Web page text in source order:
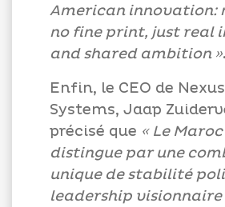
American innovation:
no fine print, just real
and shared ambition ».
Enfin, le CEO de
Systems, Jaap
précisé que « Le Maroc
distingue par une
unique de stabilité
leadership visionnaire